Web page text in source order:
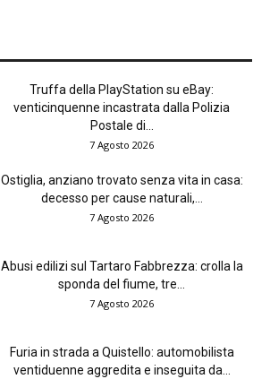
Truffa della PlayStation su eBay:
venticinquenne incastrata dalla Polizia
Postale di...
7 Agosto 2026
Ostiglia, anziano trovato senza vita in casa:
decesso per cause naturali,...
7 Agosto 2026
Abusi edilizi sul Tartaro Fabbrezza: crolla la
sponda del fiume, tre...
7 Agosto 2026
Furia in strada a Quistello: automobilista
ventiduenne aggredita e inseguita da...